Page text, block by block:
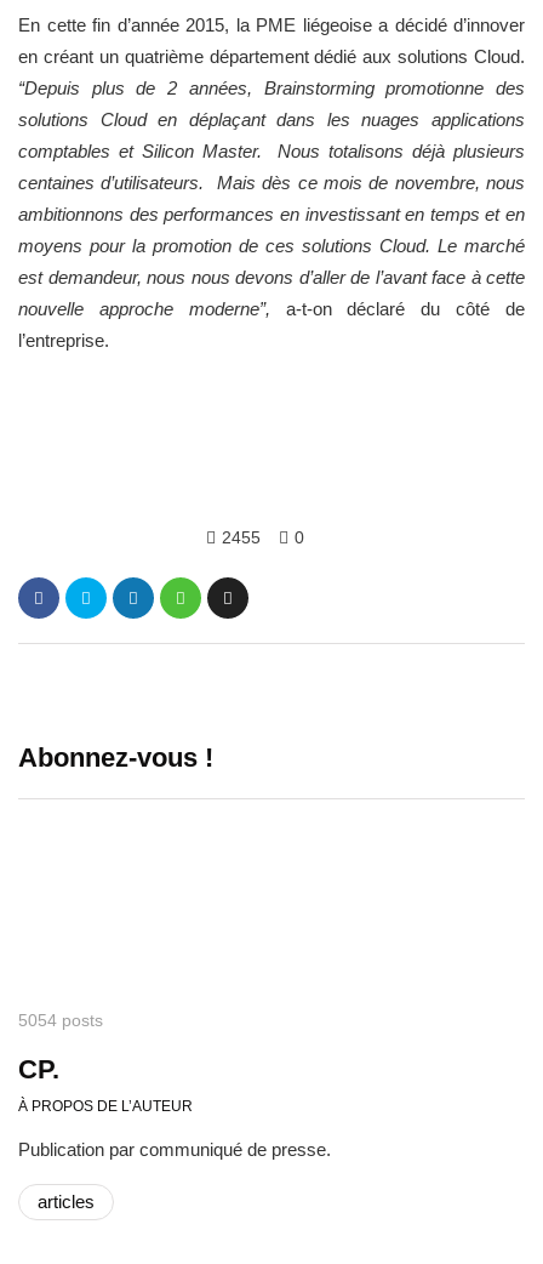
En cette fin d’année 2015, la PME liégeoise a décidé d’innover
en créant un quatrième département dédié aux solutions Cloud.
“Depuis plus de 2 années, Brainstorming promotionne des
solutions Cloud en déplaçant dans les nuages applications
comptables et Silicon Master. Nous totalisons déjà plusieurs
centaines d’utilisateurs. Mais dès ce mois de novembre, nous
ambitionnons des performances en investissant en temps et en
moyens pour la promotion de ces solutions Cloud. Le marché
est demandeur, nous nous devons d’aller de l’avant face à cette
nouvelle approche moderne”, a-t-on déclaré du côté de
l’entreprise.
2455 0
Abonnez-vous !
5054 posts
CP.
À PROPOS DE L’AUTEUR
Publication par communiqué de presse.
articles